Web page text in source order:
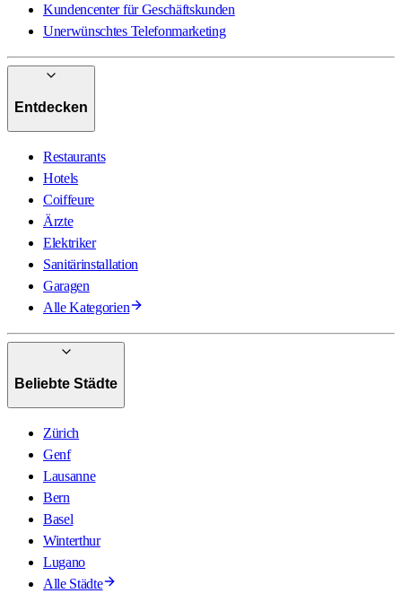
Kundencenter für Geschäftskunden
Unerwünschtes Telefonmarketing
Entdecken
Restaurants
Hotels
Coiffeure
Ärzte
Elektriker
Sanitärinstallation
Garagen
Alle Kategorien
Beliebte Städte
Zürich
Genf
Lausanne
Bern
Basel
Winterthur
Lugano
Alle Städte